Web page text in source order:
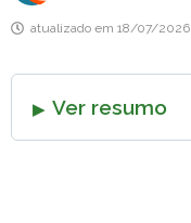
atualizado em 18/07/2026
Ver resumo